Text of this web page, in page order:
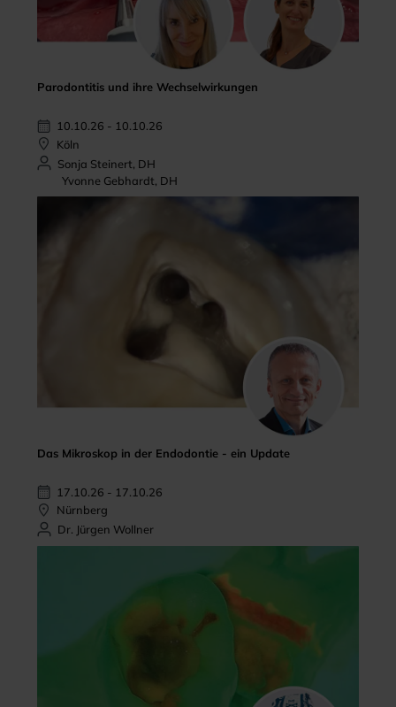
Parodontitis und ihre Wechselwirkungen
10.10.26 - 10.10.26
Köln
Sonja Steinert, DH
Yvonne Gebhardt, DH
Das Mikroskop in der Endodontie - ein Update
17.10.26 - 17.10.26
Nürnberg
Dr. Jürgen Wollner